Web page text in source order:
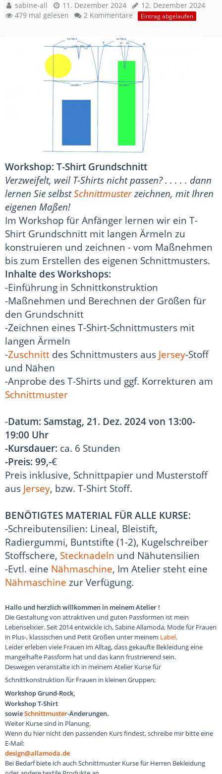
sabine-all 11. Dezember 2024
12. Dezember 2024
479 mal gelesen
2 Kommentare Eintrag abgelaufen
Workshop: T-Shirt Grundschnitt
Verzweifelt, weil T-Shirts nicht passen? . . . . . dann
lernen Sie selbstSchnittmuster zeichnen, mit Ihren
eigenen Maßen!
Im Workshop für Anfänger lernen wir ein T-
Shirt Grundschnitt mit langen Ärmeln zu
konstruieren und zeichnen - vom Maßnehmen
bis zum Erstellen des eigenen Schnittmusters.
Inhalte des Workshops:
-Einführung in Schnittkonstruktion
-Maßnehmen und Berechnen der Größen für
den Grundschnitt
-Zeichnen eines T-Shirt-Schnittmusters mit
langen Ärmeln
-Zuschnitt des Schnittmusters aus Jersey-Stoff
und Nähen
-Anprobe des T-Shirts und ggf. Korrekturen am
Schnittmuster
-Datum: Samstag, 21. Dez. 2024 von 13:00-
19:00 Uhr
-Kursdauer: ca. 6 Stunden
-Preis: 99,-€
Preis inklusive, Schnittpapier und Musterstoff
aus Jersey, bzw. T-Shirt Stoff.
BENÖTIGTES MATERIAL FÜR ALLE KURSE:
-Schreibutensilien: Lineal, Bleistift,
Radiergummi, Buntstifte (1-2), Kugelschreiber
Stoffschere, Stecknadeln und Nähutensilien
-Evtl. eine Nähmaschine, Im Atelier steht eine
Nähmaschine zur Verfügung.
Hallo und herzlich willkommen in meinem Atelier !
Die Gestaltung von attraktiven und guten Passformen ist mein
Lebenselixier. Seit 2014 entwickle ich, Sabine Allamoda, Mode für Frauen
in Plus-, klassischen und Petit Größen unter meinem Label.
Leider erleben viele Frauen im Alltag, dass gekaufte Bekleidung eine
mangelhafte Passform hat und das kann frustrierend sein.
Deswegen veranstalte ich in meinem Atelier Kurse für
Schnittkonstruktion für Frauen in kleinen Gruppen;
Workshop Grund-Rock,
Workshop T-Shirt
sowieSchnittmuster-Änderungen.
Weiter Kurse sind in Planung.
Wenn du hier nicht den passenden Kurs findest, schreibe mir bitte eine
E-Mail:
design@allamoda.de
Bei Bedarf biete ich auch Schnittmuster Kurse für Herren Bekleidung